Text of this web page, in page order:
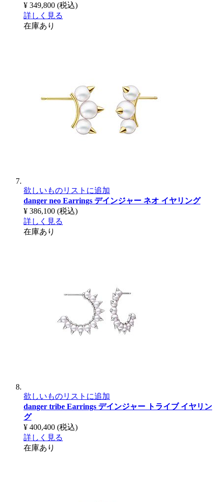
¥ 349,800 (税込)
詳しく見る
在庫あり
欲しいものリストに追加
danger neo Earrings デインジャー ネオ イヤリング
¥ 386,100 (税込)
詳しく見る
在庫あり
欲しいものリストに追加
danger tribe Earrings デインジャー トライブ イヤリン
グ
¥ 400,400 (税込)
詳しく見る
在庫あり